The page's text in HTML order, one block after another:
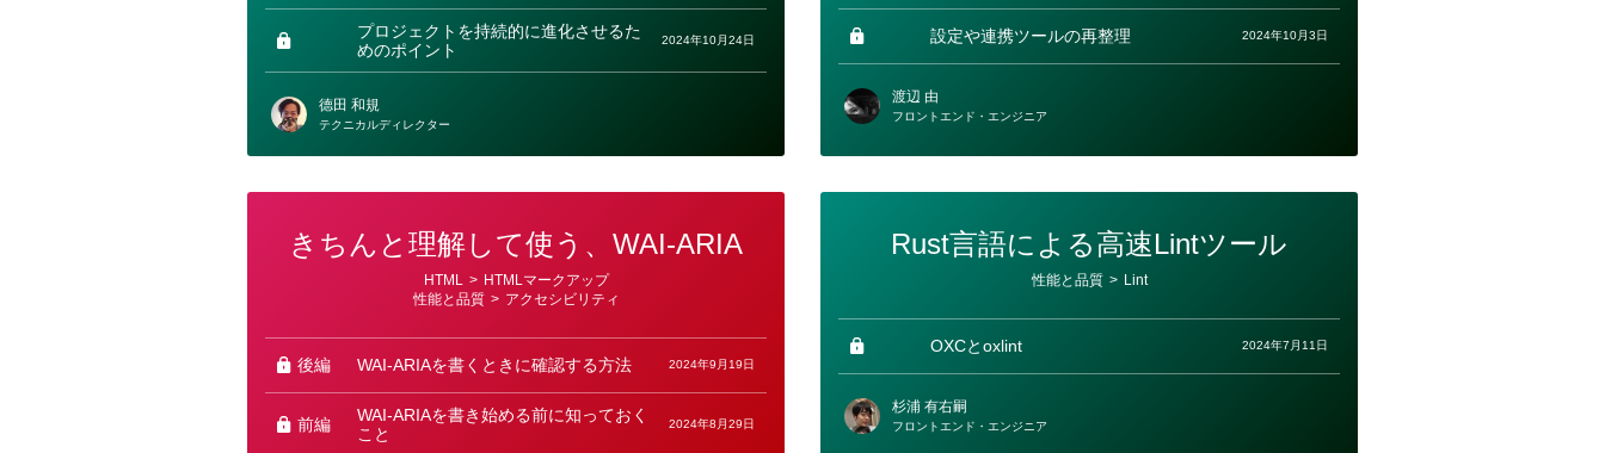
リ
プロジェクトを持続的に進化させるた
めのポイント
2024年10月24日
德田 和規
テクニカルディレクター
リ
設定や連携ツールの再整理 2024年10月3日
渡辺 由
フロントエンド・エンジニア
きちんと理解して使う、WAI-ARIA
ー
HTML > HTMLマークアップ
性能と品質 > アクセシビリティ
後編 WAI-ARIAを書くときに確認する方法 2024年9月19日
前編
WAI-ARIAを書き始める前に知っておく
こと
2024年8月29日
Rust言語による高速Lintツール
リ
性能と品質 > Lint
OXCとoxlint 2024年7月11日
杉浦 有右嗣
フロントエンド・エンジニア